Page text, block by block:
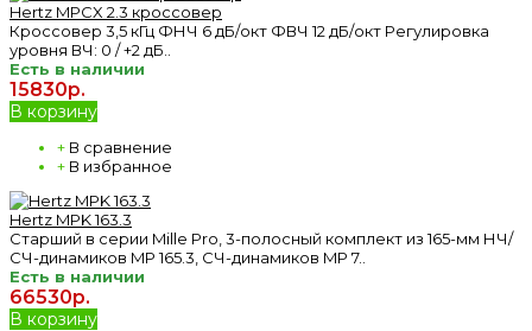
Hertz MPCX 2.3 кроссовер
Кроссовер 3,5 кГц ФНЧ 6 дБ/окт ФВЧ 12 дБ/окт Регулировка
уровня ВЧ: 0 / +2 дБ..
Есть в наличии
15830р.
В корзину
+ В сравнение
+ В избранное
Hertz MPK 163.3
Старший в серии Mille Pro, 3-полосный комплект из 165-мм НЧ/
СЧ-динамиков MP 165.3, СЧ-динамиков MP 7..
Есть в наличии
66530р.
В корзину